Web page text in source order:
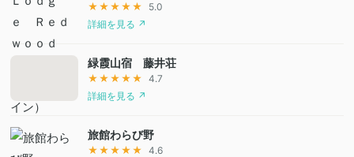
★★★★★
5.0
詳細を見る ↗
緑霞山宿 藤井荘
★★★★★
4.7
詳細を見る ↗
旅館わらび野
★★★★★
4.6